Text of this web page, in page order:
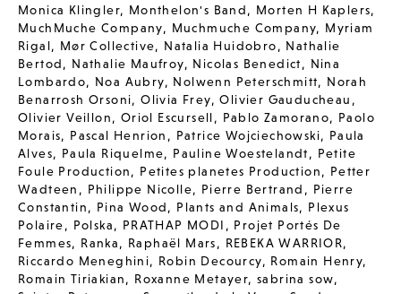
Monica Klingler, Monthelon's Band, Morten H Kaplers,
MuchMuche Company, Muchmuche Company, Myriam
Rigal, Mør Collective,Natalia Huidobro,Nathalie
Bertod,Nathalie Maufroy,Nicolas Benedict, Nina
Lombardo,Noa Aubry,Nolwenn Peterschmitt,Norah
Benarrosh Orsoni,Olivia Frey,Olivier Gauducheau ,
Olivier Veillon, Oriol Escursell, Pablo Zamorano, Paolo
Morais, Pascal Henrion , Patrice Wojciechowski, Paula
Alves, Paula Riquelme, Pauline Woestelandt, Petite
Foule Production, Petites planetes Production, Petter
Wadteen , Philippe Nicolle, Pierre Bertrand , Pierre
Constantin, Pina Wood, Plants and Animals, Plexus
Polaire, Polska, PRATHAP MODI , Projet Portés De
Femmes, Ranka, Raphaël Mars, REBEKA WARRIOR,
Riccardo Meneghini, Robin Decourcy, Romain Henry,
Romain Tiriakian, Roxanne Metayer,sabrina sow,